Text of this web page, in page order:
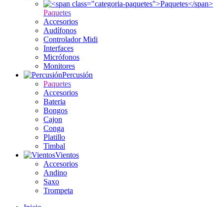
Paquetes
Accesorios
Audífonos
Controlador Midi
Interfaces
Micrófonos
Monitores
Percusión
Paquetes
Accesorios
Bateria
Bongos
Cajon
Conga
Platillo
Timbal
Vientos
Accesorios
Andino
Saxo
Trompeta